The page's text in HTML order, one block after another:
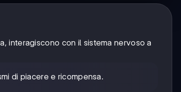
interagiscono con il sistema nervoso a
di piacere e ricompensa.